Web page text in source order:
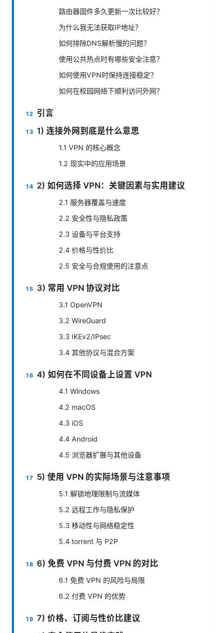
路由器固件多久更新一次比较好？
为什么我无法获取IP地址？
如何排除DNS解析慢的问题？
使用公共热点时有哪些安全注意？
如何使用VPN时保持连接稳定？
如何在校园网络下顺利访问外网？
引言
1) 连接外网到底是什么意思
1.1 VPN 的核心概念
1.2 现实中的应用场景
2) 如何选择 VPN：关键因素与实用建议
2.1 服务器覆盖与速度
2.2 安全性与隐私政策
2.3 设备与平台支持
2.4 价格与性价比
2.5 安全与合规使用的注意点
3) 常用 VPN 协议对比
3.1 OpenVPN
3.2 WireGuard
3.3 IKEv2/IPsec
3.4 其他协议与混合方案
4) 如何在不同设备上设置 VPN
4.1 Windows
4.2 macOS
4.3 iOS
4.4 Android
4.5 浏览器扩展与其他设备
5) 使用 VPN 的实际场景与注意事项
5.1 解锁地理限制与流媒体
5.2 远程工作与隐私保护
5.3 移动性与网络稳定性
5.4 torrent 与 P2P
6) 免费 VPN 与付费 VPN 的对比
6.1 免费 VPN 的风险与局限
6.2 付费 VPN 的优势
7) 价格、订阅与性价比建议